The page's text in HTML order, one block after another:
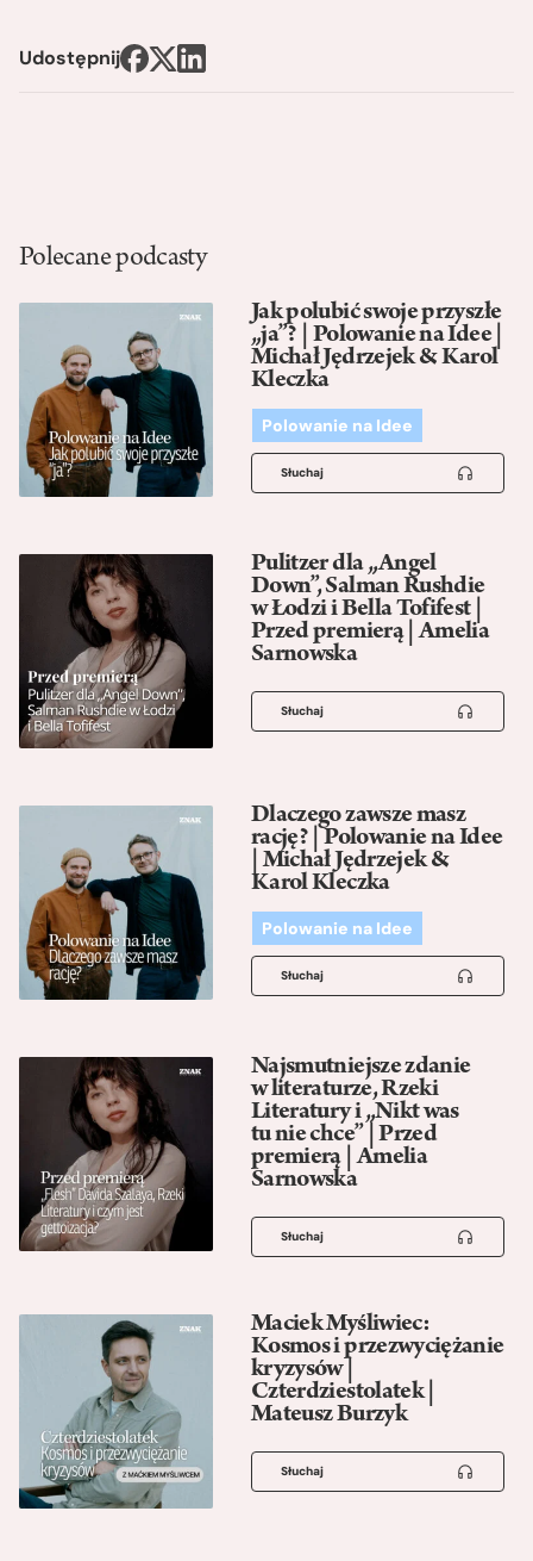
Udostępnij
Polecane podcasty
Jak polubić swoje przyszłe
„ja”? | Polowanie na Idee |
Michał Jędrzejek & Karol
Kleczka
Polowanie na Idee
Słuchaj
Pulitzer dla „Angel
Down”, Salman Rushdie
w Łodzi i Bella Tofifest |
Przed premierą | Amelia
Sarnowska
Słuchaj
Dlaczego zawsze masz
rację? | Polowanie na Idee
| Michał Jędrzejek &
Karol Kleczka
Polowanie na Idee
Słuchaj
Najsmutniejsze zdanie
w literaturze, Rzeki
Literatury i „Nikt was
tu nie chce” | Przed
premierą | Amelia
Sarnowska
Słuchaj
Maciek Myśliwiec:
Kosmos i przezwyciężanie
kryzysów |
Czterdziestolatek |
Mateusz Burzyk
Słuchaj